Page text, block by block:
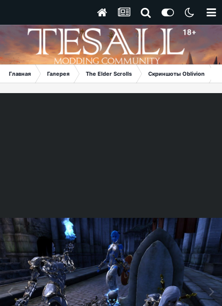
Главная Галерея The Elder Scrolls Скриншоты Oblivion